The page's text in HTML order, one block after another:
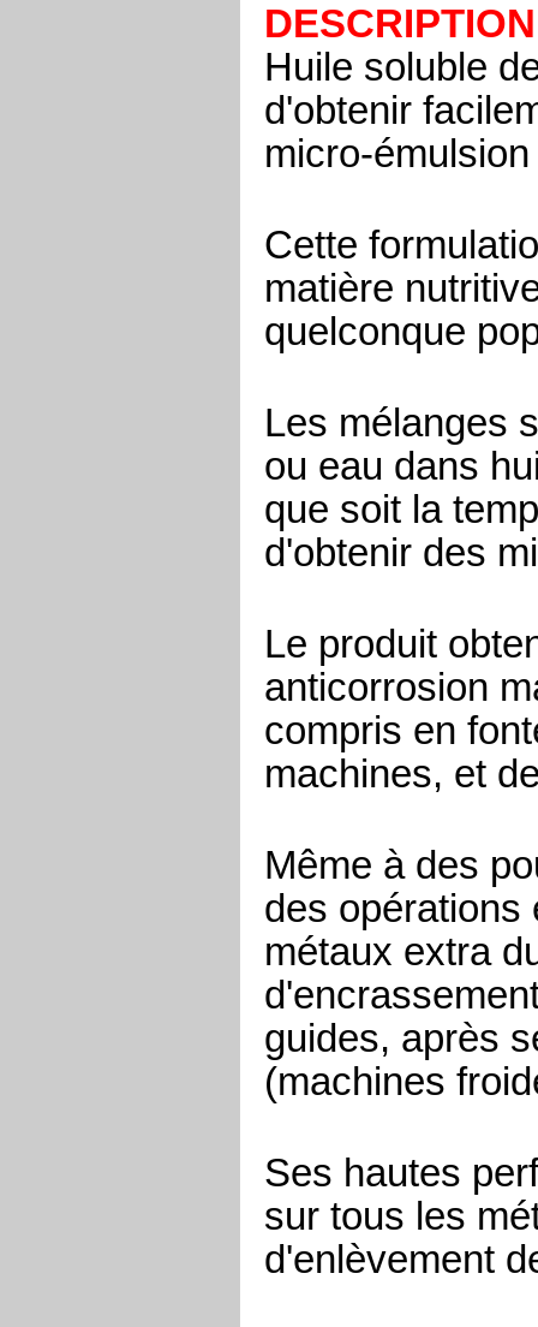
DESCRIPTION
Huile soluble
d'obtenir
micro-
Cette
matière
quelconque
Les mélanges
ou eau dans
que soit la
d'obtenir des
Le produit
anticorrosion
compris en
machines, et
Même à des
des opérations
métaux extra
guides, après
(machines
Ses hautes
sur tous les
d'enlèvement